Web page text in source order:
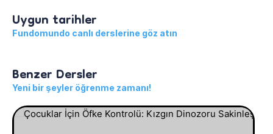
Uygun tarihler
Fundomundo canlı derslerine göz atın
Benzer Dersler
Yeni bir şeyler öğrenme zamanı!